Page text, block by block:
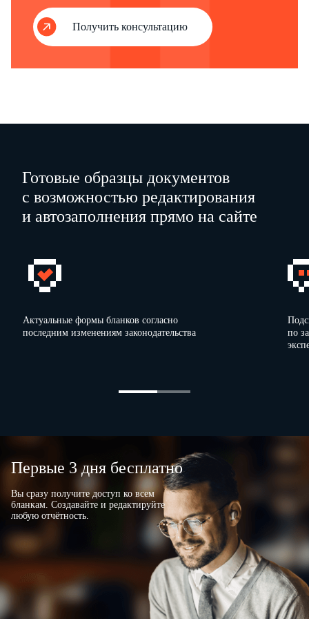
Получить консультацию
Готовые образцы документов
с возможностью редактирования
и автозаполнения прямо на сайте
Актуальные формы бланков согласно
последним изменениям законодательства
по
Первые 3 дня бесплатно
Вы сразу получите доступ ко всем
бланкам. Создавайте и редактируйте
любую отчётность.